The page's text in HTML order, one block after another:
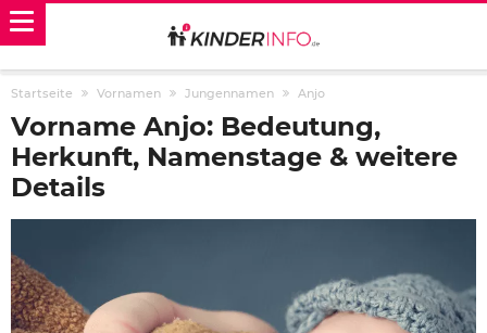
Startseite Vornamen Jungennamen Anjo
Vorname Anjo: Bedeutung,
Herkunft, Namenstage & weitere
Details